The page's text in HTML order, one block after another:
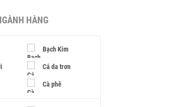
HÀNG
Bạch Kim
Cá da trơn
Cà phê